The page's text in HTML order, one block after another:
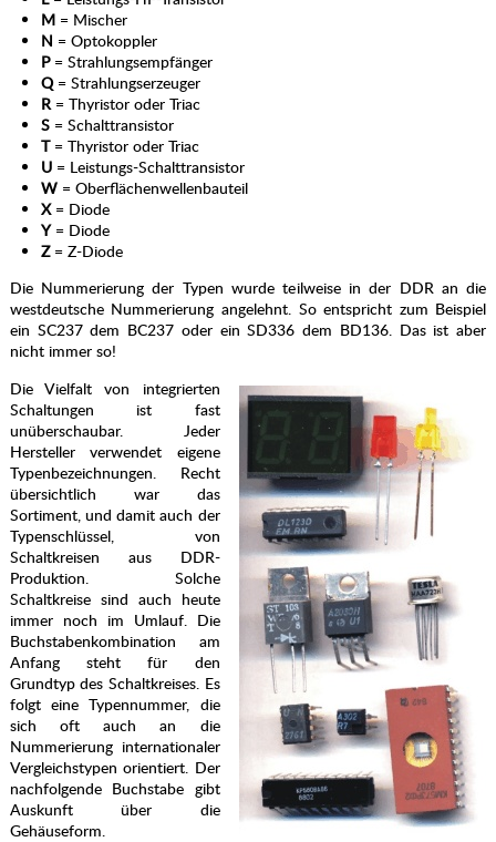
M= Mischer
N = Optokoppler
P= Strahlungsempfänger
Q= Strahlungserzeuger
R= Thyristor oder Triac
S= Schalttransistor
T= Thyristor oder Triac
U= Leistungs-Schalttransistor
W= Oberflächenwellenbauteil
X= Diode
Y= Diode
Z= Z-Diode
Die Nummerierung der Typen wurde teilweise in der DDR an die
westdeutsche Nummerierung angelehnt. So entspricht zum Beispiel
ein SC237 dem BC237 oder ein SD336 dem BD136. Das ist aber
nicht immer so!
Die Vielfalt von integrierten
Schaltungen ist fast
unüberschaubar. Jeder
Hersteller verwendet eigene
Typenbezeichnungen. Recht
übersichtlich war das
Sortiment, und damit auch der
Typenschlüssel, von
Schaltkreisen aus DDR-
Produktion. Solche
Schaltkreise sind auch heute
immer noch im Umlauf. Die
Buchstabenkombination am
Anfang steht für den
Grundtyp des Schaltkreises. Es
folgt eine Typennummer, die
sich oft auch an die
Nummerierung internationaler
Vergleichstypen orientiert. Der
nachfolgende Buchstabe gibt
Auskunft über die
Gehäuseform.